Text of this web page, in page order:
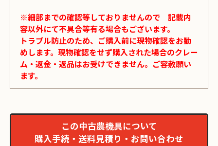
※細部までの確認等しておりませんので　記載内
容以外にて不具合等有る場合もございます。
トラブル防止のため、ご購入前に現物確認をお勧
めします。現物確認をせず購入された場合のクレー
ム・返金・返品はお受けできません。ご容赦願い
ます。
この中古農機具について
購入手続・送料見積り・お問い合わせ